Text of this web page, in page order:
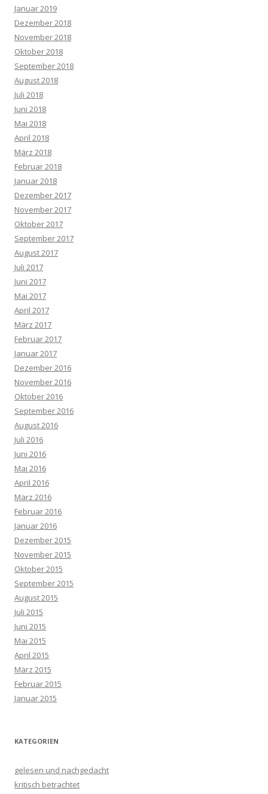
Januar 2019
Dezember 2018
November 2018
Oktober 2018
September 2018
August 2018
Juli 2018
Juni 2018
Mai 2018
April 2018
März 2018
Februar 2018
Januar 2018
Dezember 2017
November 2017
Oktober 2017
September 2017
August 2017
Juli 2017
Juni 2017
Mai 2017
April 2017
März 2017
Februar 2017
Januar 2017
Dezember 2016
November 2016
Oktober 2016
September 2016
August 2016
Juli 2016
Juni 2016
Mai 2016
April 2016
März 2016
Februar 2016
Januar 2016
Dezember 2015
November 2015
Oktober 2015
September 2015
August 2015
Juli 2015
Juni 2015
Mai 2015
April 2015
März 2015
Februar 2015
Januar 2015
KATEGORIEN
gelesen und nachgedacht
kritisch betrachtet